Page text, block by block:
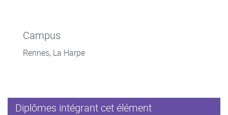
Campus
Rennes, La Harpe
Diplômes intégrant cet élément